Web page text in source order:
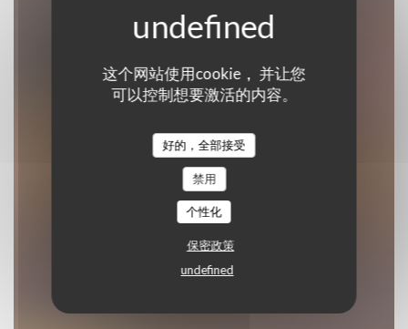
这个网站使用cookie， 并让您
可以控制想要激活的内容。
好的，全部接受
禁用
个性化
保密政策
undefined
Restaurant Le 37
餐厅传统
CARCASSONNE
预订餐位